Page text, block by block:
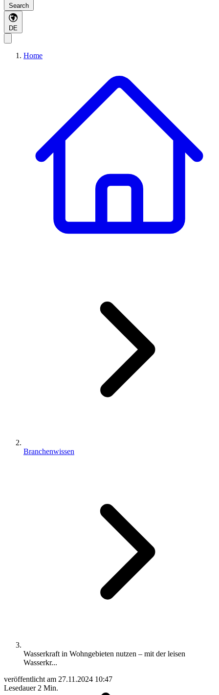
Search
DE
Home
Branchenwissen
Wasserkraft in Wohngebieten nutzen – mit der leisen
Wasserkr...
veröffentlicht am 27.11.2024 10:47
Lesedauer 2 Min.